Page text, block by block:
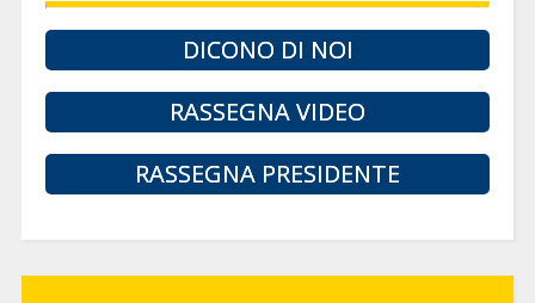
DICONO DI NOI
RASSEGNA VIDEO
RASSEGNA PRESIDENTE